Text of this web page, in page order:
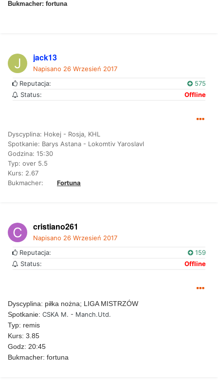
Bukmacher: fortuna
jack13
Napisano 26 Wrzesień 2017
Reputacja:
575
Status:
Offline
Dyscyplina: Hokej - Rosja, KHL
Spotkanie: Barys Astana - Lokomtiv Yaroslavl
Godzina: 15:30
Typ: over 5.5
Kurs: 2.67
Bukmacher:
Fortuna
cristiano261
Napisano 26 Wrzesień 2017
Reputacja:
159
Status:
Offline
Dyscyplina: piłka nożna; LIGA MISTRZÓW
Spotkanie: CSKA M. - Manch.Utd.
Typ: remis
Kurs: 3.85
Godz: 20:45
Bukmacher: fortuna